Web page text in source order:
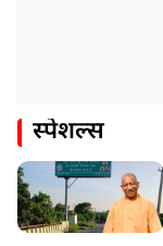
स्पेशल्स